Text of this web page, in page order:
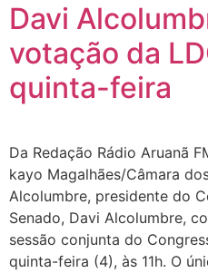
Davi
votação da
quinta-feira
Da Redação Rádio Aruanã
kayo Magalhães/Câmara
Alcolumbre, presidente do
Senado, Davi Alcolumbre,
sessão conjunta do
quinta-feira (4), às 11h. O